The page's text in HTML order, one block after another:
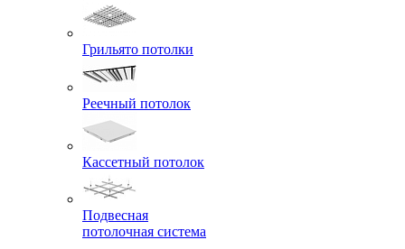
Плитный потолок
Грильято потолки
Реечный потолок
Кассетный потолок
Подвесная